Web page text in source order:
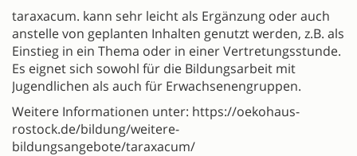
taraxacum. kann sehr leicht als Ergänzung oder auch
anstelle von geplanten Inhalten genutzt werden, z.B. als
Einstieg in ein Thema oder in einer Vertretungsstunde.
Es eignet sich sowohl für die Bildungsarbeit mit
Jugendlichen als auch für Erwachsenengruppen.
Weitere Informationen unter: https://oekohaus-
rostock.de/bildung/weitere-
bildungsangebote/taraxacum/